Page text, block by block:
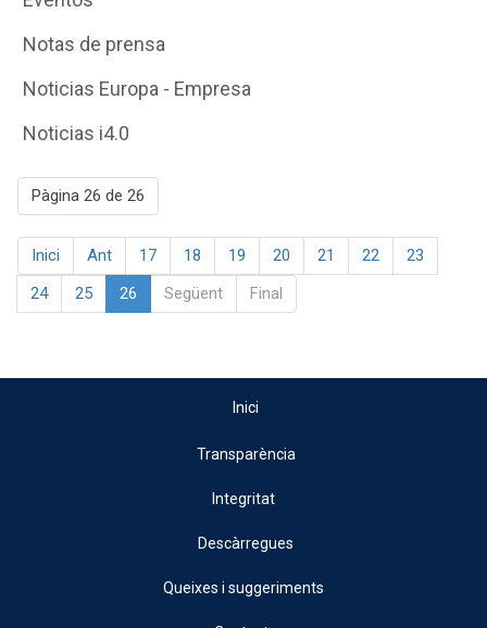
Notas de prensa
Noticias Europa - Empresa
Noticias i4.0
Pàgina 26 de 26
Inici Ant 17 18 19 20 21 22
23
24
25 26 Següent Final
Inici
Transparència
Integritat
Descàrregues
Queixes i suggeriments